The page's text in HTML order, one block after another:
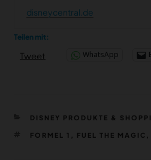
disneycentral.de
Teilen mit:
Tweet WhatsApp
KATEGORIEN
DISNEY PRODUKTE &
SCHLAGWÖRTER
FORMEL 1 FUEL THE MAGIC